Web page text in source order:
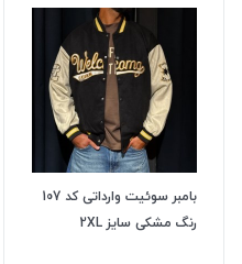
بامبر سوئیت وارداتی کد 107
رنگ مشکی سایز 2XL